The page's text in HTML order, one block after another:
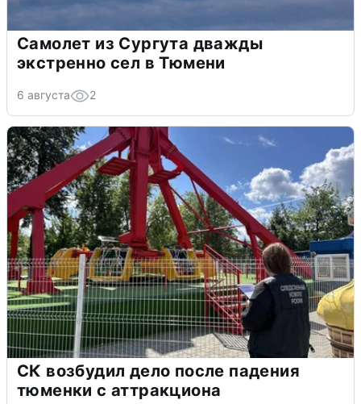
Самолет из Сургута дважды
экстренно сел в Тюмени
6 августа 2
СК возбудил дело после падения
тюменки с аттракциона